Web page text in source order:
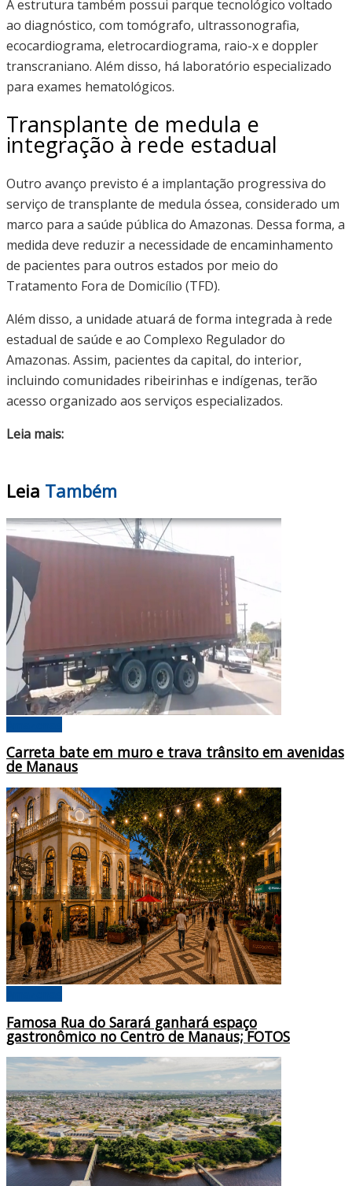
A estrutura também possui parque tecnológico voltado
ao diagnóstico, com tomógrafo, ultrassonografia,
ecocardiograma, eletrocardiograma, raio-x e doppler
transcraniano. Além disso, há laboratório especializado
para exames hematológicos.
Transplante de medula e
integração à rede estadual
Outro avanço previsto é a implantação progressiva do
serviço de transplante de medula óssea, considerado um
marco para a saúde pública do Amazonas. Dessa forma, a
medida deve reduzir a necessidade de encaminhamento
de pacientes para outros estados por meio do
Tratamento Fora de Domicílio (TFD).
Além disso, a unidade atuará de forma integrada à rede
estadual de saúde e ao Complexo Regulador do
Amazonas. Assim, pacientes da capital, do interior,
incluindo comunidades ribeirinhas e indígenas, terão
acesso organizado aos serviços especializados.
Leia mais:
Leia Também
Carreta bate em muro e trava trânsito em avenidas
de Manaus
Famosa Rua do Sarará ganhará espaço
gastronômico no Centro de Manaus; FOTOS